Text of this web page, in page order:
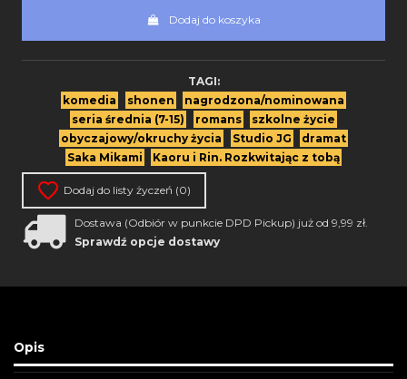
Dodaj do koszyka
TAGI:
komedia
shonen
nagrodzona/nominowana
seria średnia (7-15)
romans
szkolne życie
obyczajowy/okruchy życia
Studio JG
dramat
Saka Mikami
Kaoru i Rin. Rozkwitając z tobą
Dodaj do listy życzeń (0)
Dostawa (Odbiór w punkcie DPD Pickup) już od 9,99 zł.
Sprawdź opcje dostawy
Opis